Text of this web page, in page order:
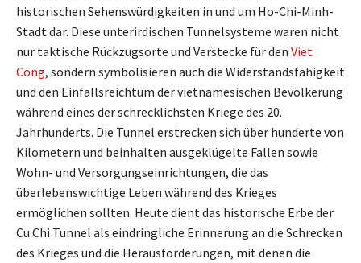
historischen Sehenswürdigkeiten in und um Ho-Chi-Minh-
Stadt dar. Diese unterirdischen Tunnelsysteme waren nicht
nur taktische Rückzugsorte und Verstecke für den Viet
Cong, sondern symbolisieren auch die Widerstandsfähigkeit
und den Einfallsreichtum der vietnamesischen Bevölkerung
während eines der schrecklichsten Kriege des 20.
Jahrhunderts. Die Tunnel erstrecken sich über hunderte von
Kilometern und beinhalten ausgeklügelte Fallen sowie
Wohn- und Versorgungseinrichtungen, die das
überlebenswichtige Leben während des Krieges
ermöglichen sollten. Heute dient das historische Erbe der
Cu Chi Tunnel als eindringliche Erinnerung an die Schrecken
des Krieges und die Herausforderungen, mit denen die